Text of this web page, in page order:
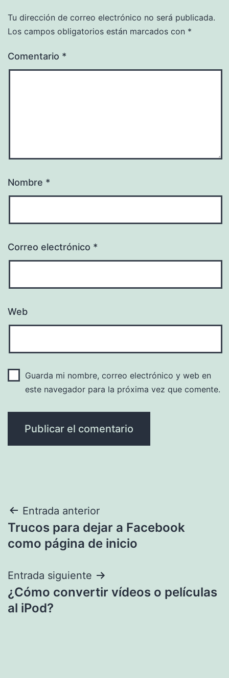
Tu dirección de correo electrónico no será publicada.
Los campos obligatorios están marcados con *
Comentario *
Nombre *
Correo electrónico *
Web
Guarda mi nombre, correo electrónico y web en
este navegador para la próxima vez que comente.
Navegación
de
Entrada anterior
Trucos para dejar a Facebook
como página de inicio
Entrada siguiente
¿Cómo convertir vídeos o películas
al iPod?